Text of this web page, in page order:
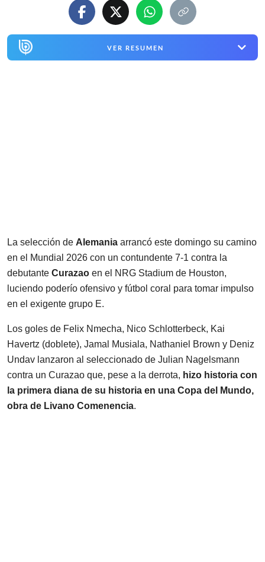
VER RESUMEN
La selección de Alemania arrancó este domingo su camino
en el Mundial 2026 con un contundente 7-1 contra la
debutante Curazao en el NRG Stadium de Houston,
luciendo poderío ofensivo y fútbol coral para tomar impulso
en el exigente grupo E.
Los goles de Felix Nmecha, Nico Schlotterbeck, Kai
Havertz (doblete), Jamal Musiala, Nathaniel Brown y Deniz
Undav lanzaron al seleccionado de Julian Nagelsmann
contra un Curazao que, pese a la derrota, hizo historia con
la primera diana de su historia en una Copa del Mundo,
obra de Livano Comenencia.